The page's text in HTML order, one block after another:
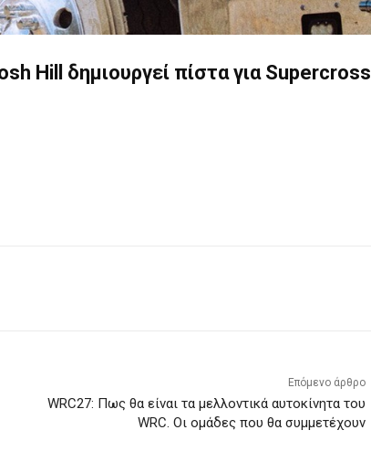
Hill δημιουργεί πίστα για Supercross
Επόμενο άρθρο
WRC27: Πως θα είναι τα μελλοντικά αυτοκίνητα του
WRC. Οι ομάδες που θα συμμετέχουν